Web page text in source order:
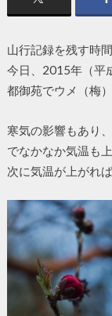
山行記録を残す時
今日、2015年（平
都御苑でウメ（梅
寒気の影響もあり
でなかなか気温も
次に気温が上がれ